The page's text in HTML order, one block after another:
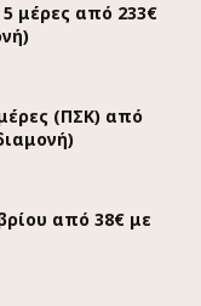
μέρες από 233€
(ΠΣΚ) από
από 38€ με